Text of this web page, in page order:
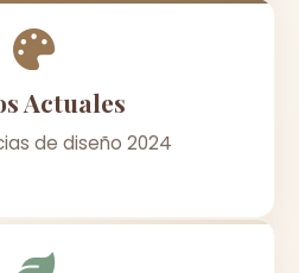
Actuales
de diseño 2024